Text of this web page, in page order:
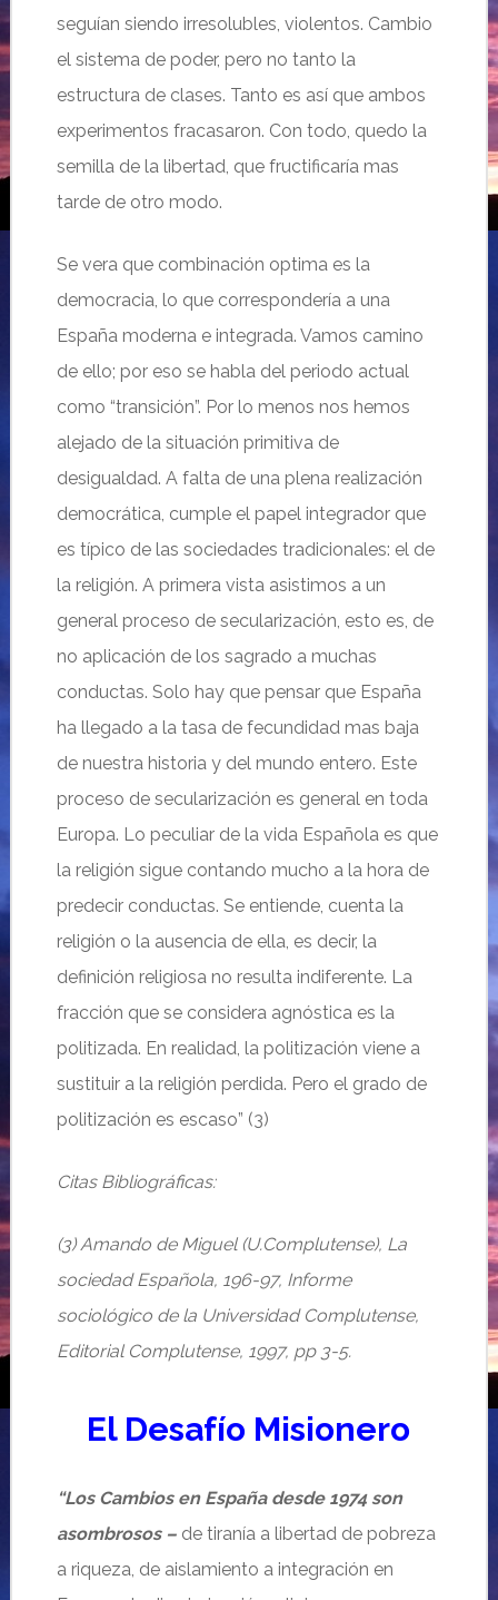
seguían siendo irresolubles, violentos. Cambio
el sistema de poder, pero no tanto la
estructura de clases. Tanto es así que ambos
experimentos fracasaron. Con todo, quedo la
semilla de la libertad, que fructificaría mas
tarde de otro modo.
Se vera que combinación optima es la
democracia, lo que correspondería a una
España moderna e integrada. Vamos camino
de ello; por eso se habla del periodo actual
como “transición”. Por lo menos nos hemos
alejado de la situación primitiva de
desigualdad. A falta de una plena realización
democrática, cumple el papel integrador que
es típico de las sociedades tradicionales: el de
la religión. A primera vista asistimos a un
general proceso de secularización, esto es, de
no aplicación de los sagrado a muchas
conductas. Solo hay que pensar que España
ha llegado a la tasa de fecundidad mas baja
de nuestra historia y del mundo entero. Este
proceso de secularización es general en toda
Europa. Lo peculiar de la vida Española es que
la religión sigue contando mucho a la hora de
predecir conductas. Se entiende, cuenta la
religión o la ausencia de ella, es decir, la
definición religiosa no resulta indiferente. La
fracción que se considera agnóstica es la
politizada. En realidad, la politización viene a
sustituir a la religión perdida. Pero el grado de
politización es escaso” (3)
Citas Bibliográficas:
(3) Amando de Miguel (U.Complutense), La
sociedad Española, 196-97, Informe
sociológico de la Universidad Complutense,
Editorial Complutense, 1997, pp 3-5.
El Desafío Misionero
“Los Cambios en España desde 1974 son
asombrosos – de tiranía a libertad de pobreza
a riqueza, de aislamiento a integración en